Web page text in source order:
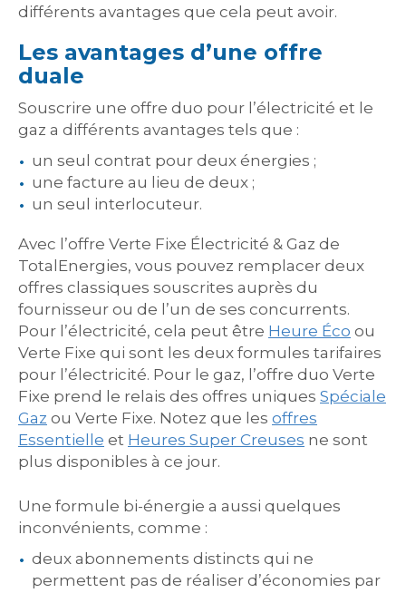
différents avantages que cela peut avoir.
Les avantages d’une offre
duale
Souscrire une offre duo pour l’électricité et le
gaz a différents avantages tels que :
un seul contrat pour deux énergies ;
une facture au lieu de deux ;
un seul interlocuteur.
Avec l’offre Verte Fixe Électricité & Gaz de
TotalEnergies, vous pouvez remplacer deux
offres classiques souscrites auprès du
fournisseur ou de l’un de ses concurrents.
Pour l’électricité, cela peut être Heure Éco ou
Verte Fixe qui sont les deux formules tarifaires
pour l’électricité. Pour le gaz, l’offre duo Verte
Fixe prend le relais des offres uniques Spéciale
Gaz ou Verte Fixe. Notez que les offres
Essentielle et Heures Super Creuses ne sont
plus disponibles à ce jour.
Une formule bi-énergie a aussi quelques
inconvénients, comme :
deux abonnements distincts qui ne
permettent pas de réaliser d’économies par